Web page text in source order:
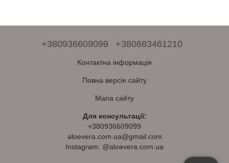
+380936609099 +380683461210
Контактна інформація
Повна версія сайту
Мапа сайту
Для консультації:
+380936609099
aloevera.com.ua@gmail.com
Instagram: @aloevera.com.ua